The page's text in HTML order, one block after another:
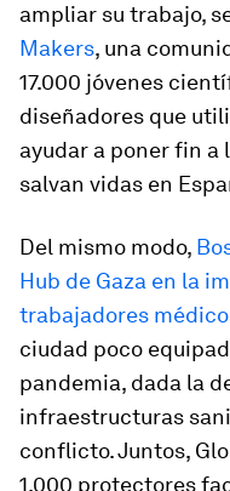
ampliar su trabajo,
Makers, una
17.000 jóvenes
diseñadores que
ayudar a poner fin a
salvan vidas en
Del mismo modo,
Hub de Gaza en la
trabajadores
ciudad poco
pandemia, dada la
infraestructuras
conflicto. Juntos,
1.000 protectores